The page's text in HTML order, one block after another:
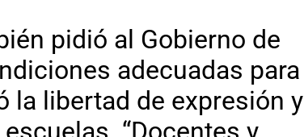
pidió al Gobierno de
adecuadas para
la libertad de expresión y